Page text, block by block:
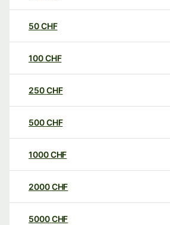
50CHF
100CHF
250CHF
500CHF
1000CHF
2000CHF
5000CHF